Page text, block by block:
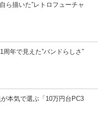
ら描いた”レトロフューチャ
年で見えた”バンドらしさ”
本気で選ぶ「10万円台PC3